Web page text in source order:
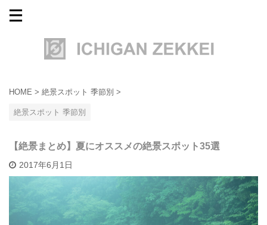
HOME > 絶景スポット 季節別 >
絶景スポット 季節別
【絶景まとめ】夏にオススメの絶景スポット35選
2017年6月1日